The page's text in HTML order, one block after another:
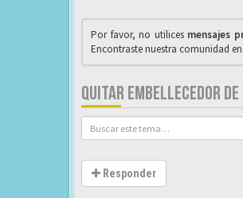
Por favor, no utilices mensajes
Encontraste nuestra comunidad
QUITAR EMBELLECEDOR
Responder